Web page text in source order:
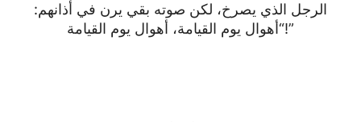
الرجل الذي يصرخ، لكن صوته بقي يرن في أذانهم:
“أهوال يوم القيامة، أهوال يوم القيامة!”